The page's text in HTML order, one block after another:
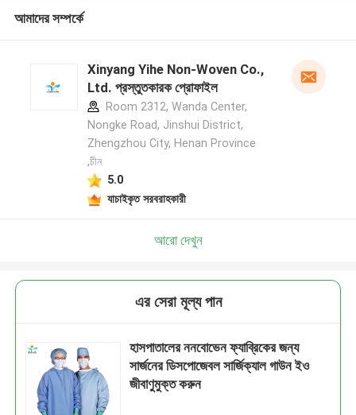
আমাদের সম্পর্কে
Xinyang Yihe Non-Woven Co.,
Ltd. প্রস্তুতকারক প্রোফাইল
Room 2312, Wanda Center,
Nongke Road, Jinshui District,
Zhengzhou City, Henan Province
,চীন
5.0
যাচাইকৃত সরবরাহকারী
আরো দেখুন
এর সেরা মূল্য পান
হাসপাতালের ননবোভেন ফ্যাব্রিকের জন্য
সার্জনের ডিসপোজেবল সার্জিক্যাল গাউন ইও
জীবাণুমুক্ত করুন